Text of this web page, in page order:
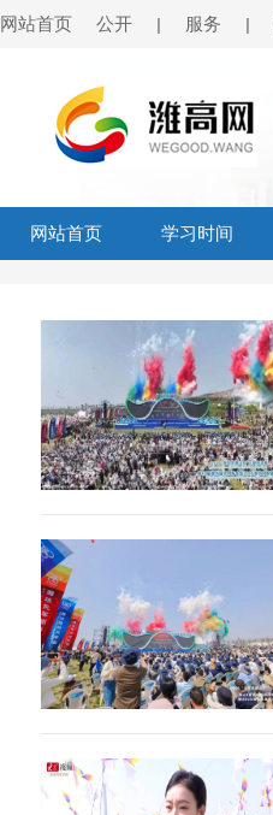
网站首页 公开 | 服务 |
网站首页 学习时间